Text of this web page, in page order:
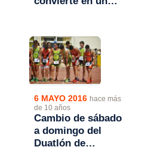
6 MAYO 2016 hace más
de 10 años
Cambio de sábado
a domingo del
Duatlón de